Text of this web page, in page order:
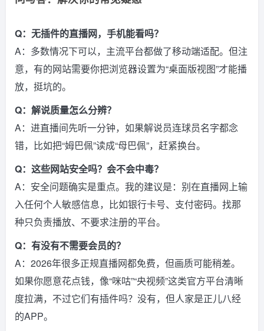
Q：无插件的直播网，手机能看吗？
A：多数情况下可以，主流平台都做了移动端适配。但注
意，有的网站需要你把浏览器设置为“桌面版视图”才能播
放，挺坑的。
Q：解说质量怎么分辨？
A：进直播间先听一分钟，如果解说员连球员名字都念
错，比如把“姆巴佩”读成“母巴佩”，赶紧换台。
Q：这些网站安全吗？会不会中毒？
A：安全问题确实是重点。我的建议是：别在直播网上输
入任何个人敏感信息，比如银行卡号、支付密码。找那
种只负责播放、不要求注册的平台。
Q：有没有不需要会员的？
A：2026年很多正规直播网都免费，但画质可能稍差。
如果你愿意花点钱，像“咪咕”“央视频”这类官方平台清晰
度拉满，不过它们有插件吗？没有，但人家是正儿八经
的APP。